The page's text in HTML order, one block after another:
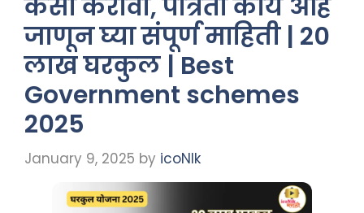
कसा करावा, पात्रता काय आहे
जाणून घ्या संपूर्ण माहिती | 20
लाख घरकुल | Best
Government schemes
2025
January 9, 2025 by icoNIk